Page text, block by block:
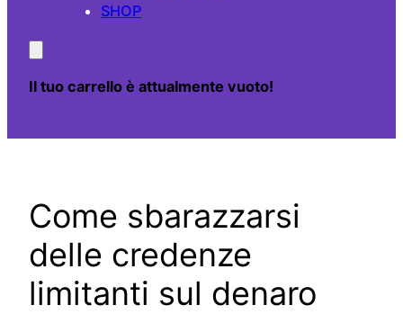
SHOP
Il tuo carrello è attualmente vuoto!
Come sbarazzarsi
delle credenze
limitanti sul denaro